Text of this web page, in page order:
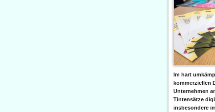
Im hart
kommerziellen
Unternehmen
Tintensätze
insbesondere